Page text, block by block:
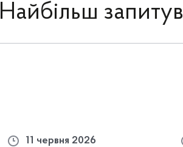
Найбільш
11 червня 2026